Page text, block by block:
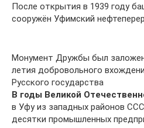
После открытия в 1939 году
сооружён Уфимский
Монумент Дружбы был заложен
летия добровольного
Русского государства
В годы Великой
в Уфу из западных районов
десятки промышленных